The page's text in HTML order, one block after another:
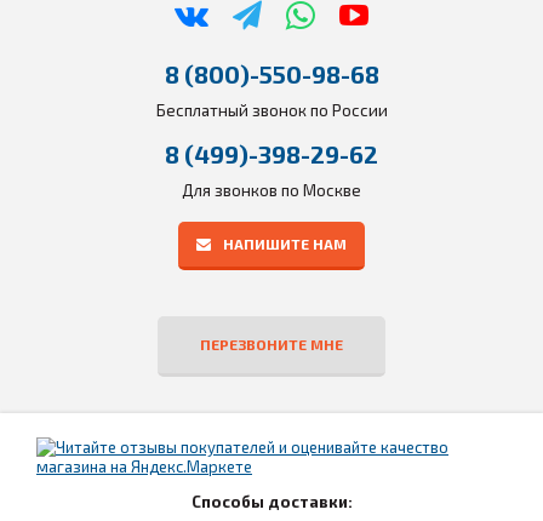
8 (800)-550-98-68
Бесплатный звонок по России
8 (499)-398-29-62
Для звонков по Москве
НАПИШИТЕ НАМ
ПЕРЕЗВОНИТЕ МНЕ
Способы доставки: